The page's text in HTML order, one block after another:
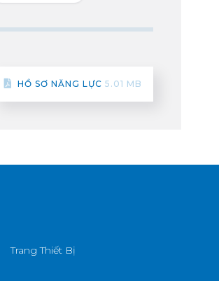
HỒ SƠ NĂNG LỰC 5.01 MB
Trang Thiết Bị